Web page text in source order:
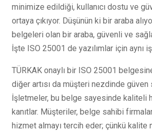
minimize edildiği, kullanıcı dostu ve
ortaya çıkıyor. Düşünün ki bir araba
belgeleri olan bir araba, güvenli ve
İşte ISO 25001 de yazılımlar için aynı
TÜRKAK onaylı bir ISO 25001
diğer artısı da müşteri nezdinde güven
İşletmeler, bu belge sayesinde kaliteli
kanıtlar. Müşteriler, belge sahibi
hizmet almayı tercih eder; çünkü kalite